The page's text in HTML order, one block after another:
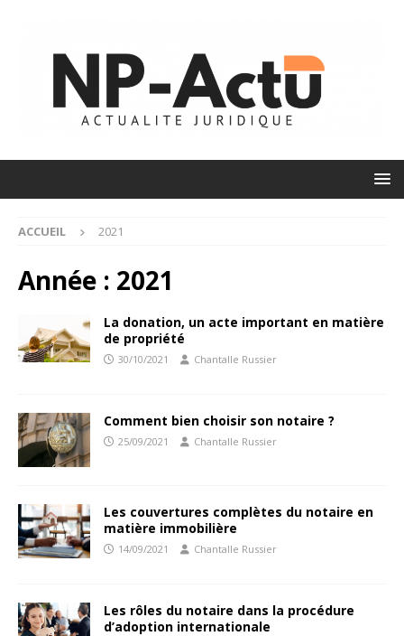
ACCUEIL 2021
Année : 2021
La donation, un acte important en matière
de propriété
30/10/2021 Chantalle Russier
Comment bien choisir son notaire ?
25/09/2021 Chantalle Russier
Les couvertures complètes du notaire en
matière immobilière
14/09/2021 Chantalle Russier
Les rôles du notaire dans la procédure
d’adoption internationale